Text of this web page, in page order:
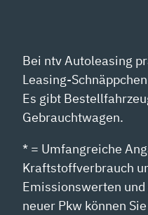
Bei ntv Autoleasing
Leasing-
Es gibt
Gebrauchtwagen.
* = Umfangreiche
Kraftstoffverbrauch
Emissionswerten
neuer Pkw können